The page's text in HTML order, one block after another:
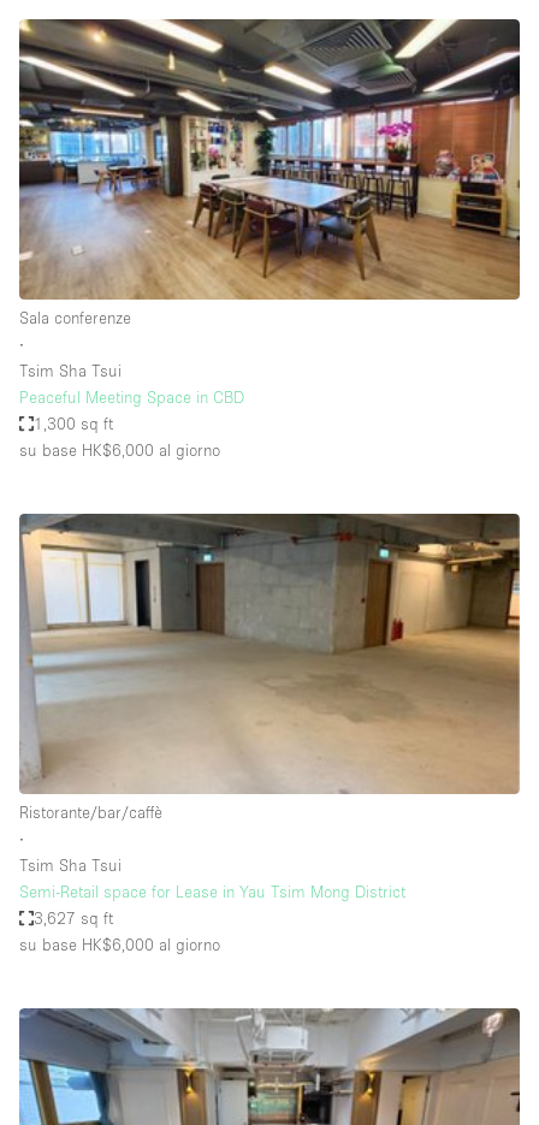
Camion
Container
Fiera/festival
Galleria d'arte
Hall
Imbarcazione
Magazzino
Negozio in centro commerciale
Sala conferenze
Sala riunioni
Spazio creativo
Spazio hall
Spazio per Eventi
Spazio pubblicitario
Studio fotografico / riprese
Uffici
Villa / Casa
Dotazioni dello spazio
Accesso per disabili
Ampia Porta d'Ingresso
Sala conferenze
∙
Tsim Sha Tsui
Peaceful Meeting Space in CBD
1,300 sq ft
su base HK$6,000 al giorno
Ristorante/bar/caffè
∙
Tsim Sha Tsui
Semi-Retail space for Lease in Yau Tsim Mong District
3,627 sq ft
su base HK$6,000 al giorno